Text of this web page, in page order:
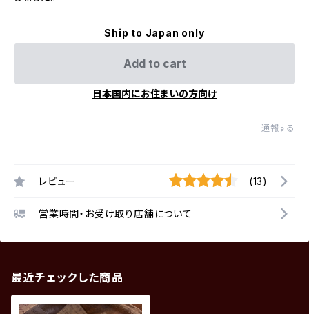
Ship to Japan only
Add to cart
日本国内にお住まいの方向け
通報する
レビュー (13)
営業時間・お受け取り店舗について
最近チェックした商品